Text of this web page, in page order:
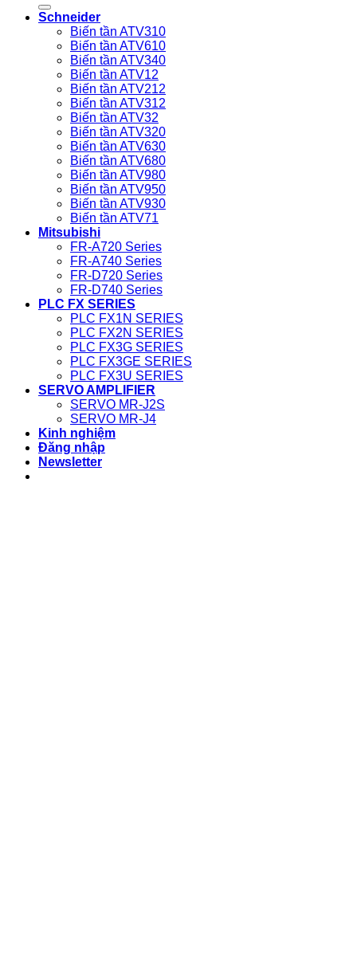
Schneider
Biến tần ATV310
Biến tần ATV610
Biến tần ATV340
Biến tần ATV12
Biến tần ATV212
Biến tần ATV312
Biến tần ATV32
Biến tần ATV320
Biến tần ATV630
Biến tần ATV680
Biến tần ATV980
Biến tần ATV950
Biến tần ATV930
Biến tần ATV71
Mitsubishi
FR-A720 Series
FR-A740 Series
FR-D720 Series
FR-D740 Series
PLC FX SERIES
PLC FX1N SERIES
PLC FX2N SERIES
PLC FX3G SERIES
PLC FX3GE SERIES
PLC FX3U SERIES
SERVO AMPLIFIER
SERVO MR-J2S
SERVO MR-J4
Kinh nghiệm
Đăng nhập
Newsletter